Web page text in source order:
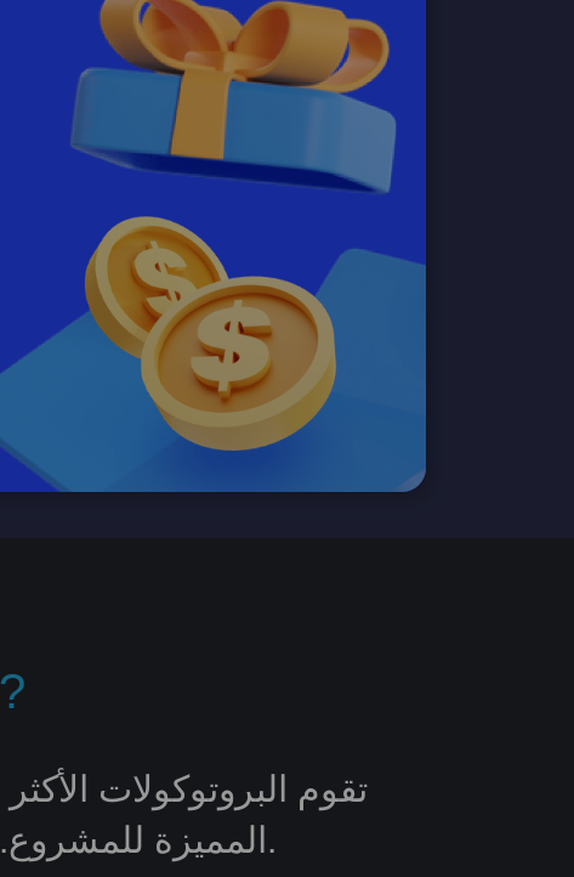
تقوم البروتوكولات
المميزة للمشروع. الغرض من الخدمة هو نقل هذه الرموز إلى أيدٍ أمينة.